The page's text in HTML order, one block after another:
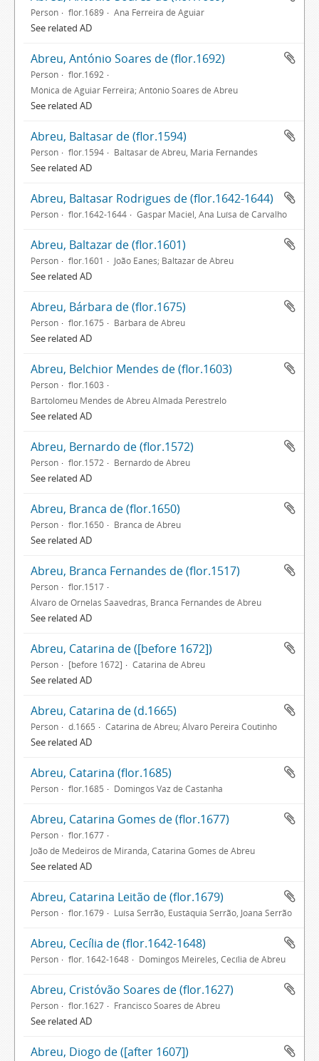
Person flor.1689 Ana Ferreira de Aguiar
See related AD
Abreu, António Soares de (flor.1692)
Person
flor.1692
Mónica de Aguiar Ferreira; António Soares de Abreu
See related AD
Abreu, Baltasar de (flor.1594)
Person flor.1594 Baltasar de Abreu, Maria Fernandes
See related AD
Abreu, Baltasar Rodrigues de (flor.1642-1644)
Person flor.1642-1644 Gaspar Maciel, Ana Luísa de Carvalho
Abreu, Baltazar de (flor.1601)
Person flor.1601 João Eanes; Baltazar de Abreu
See related AD
Abreu, Bárbara de (flor.1675)
Person flor.1675 Bárbara de Abreu
See related AD
Abreu, Belchior Mendes de (flor.1603)
Person
flor.1603
Bartolomeu Mendes de Abreu Almada Perestrelo
See related AD
Abreu, Bernardo de (flor.1572)
Person flor.1572 Bernardo de Abreu
See related AD
Abreu, Branca de (flor.1650)
Person flor.1650 Branca de Abreu
See related AD
Abreu, Branca Fernandes de (flor.1517)
Person
flor.1517
Álvaro de Ornelas Saavedras, Branca Fernandes de Abreu
See related AD
Abreu, Catarina de ([before 1672])
Person [before 1672] Catarina de Abreu
See related AD
Abreu, Catarina de (d.1665)
Person d.1665 Catarina de Abreu; Álvaro Pereira Coutinho
See related AD
Abreu, Catarina (flor.1685)
Person flor.1685 Domingos Vaz de Castanha
Abreu, Catarina Gomes de (flor.1677)
Person
flor.1677
João de Medeiros de Miranda, Catarina Gomes de Abreu
See related AD
Abreu, Catarina Leitão de (flor.1679)
Person flor.1679 Luísa Serrão, Eustáquia Serrão, Joana Serrão
Abreu, Cecília de (flor.1642-1648)
Person flor. 1642-1648 Domingos Meireles, Cecília de Abreu
Abreu, Cristóvão Soares de (flor.1627)
Person flor.1627 Francisco Soares de Abreu
See related AD
Abreu, Diogo de ([after 1607])